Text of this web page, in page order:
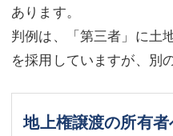
あります。
判例は、「第三者」に土
を採用していますが、別
地上権譲渡の所有